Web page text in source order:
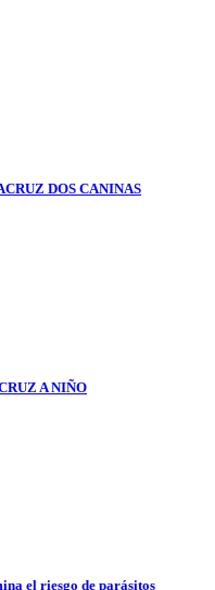
DOS CANINAS
A NIÑO
el riesgo de parásitos